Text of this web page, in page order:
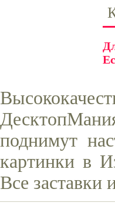
поднимут
картинки в
Все заставки